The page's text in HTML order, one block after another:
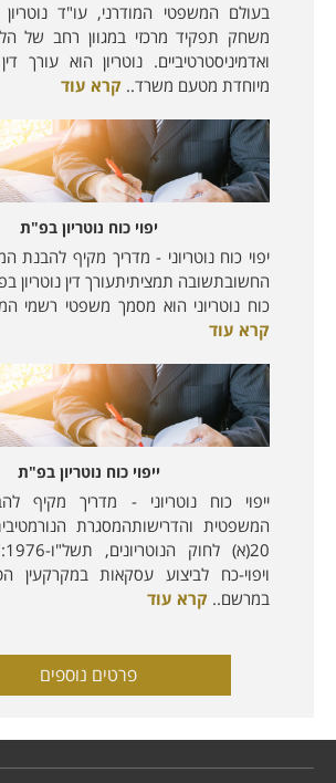
בעולם המשפטי המודרני, עו"ד
משחק תפקיד מרכזי במגוון רחב של
ואדמיניסטרטיביים. נוטריון הוא עורך
מיוחדת מטעם משרד.. קרא עוד
יפוי כוח נוטריון בפ"ת
יפוי כוח נוטריוני - מדריך מקיף
החשובתשובה תמציתיתעורך דין נוטריון
כוח נוטריוני הוא מסמך משפטי רשמי
קרא עוד
ייפוי כוח נוטריון בפ"ת
ייפוי כוח נוטריוני - מדריך מקיף
המשפטית והדרישותהמסגרת
ויפוי-כח לביצוע עסקאות במקרקעין
במרשם.. קרא עוד
פרטים נוספים